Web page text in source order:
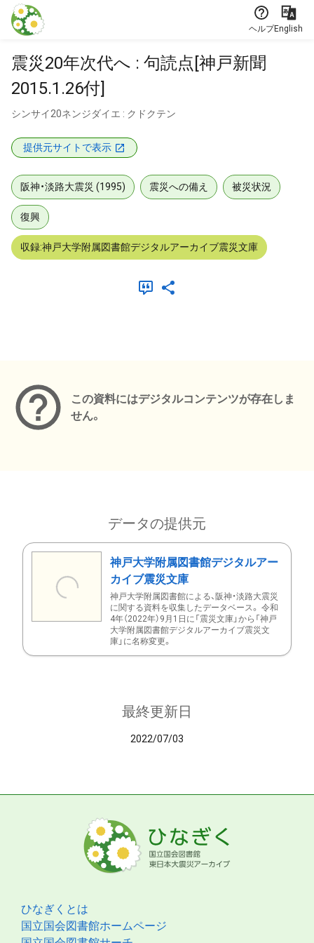
本文に飛ぶ
ヘルプEnglish
震災20年次代へ : 句読点[神戸新聞
2015.1.26付]
シンサイ20ネンジダイエ : クドクテン
提供元サイトで表示
阪神・淡路大震災 (1995) 震災への備え 被災状況
復興
収録:神戸大学附属図書館デジタルアーカイブ震災文庫
この資料にはデジタルコンテンツが存在しま
せん。
データの提供元
神戸大学附属図書館デジタルアー
カイブ震災文庫
神戸大学附属図書館による、阪神・淡路大震災
に関する資料を収集したデータベース。 令和
4年（2022年）9月1日に「震災文庫」から「神戸
大学附属図書館デジタルアーカイブ震災文
庫」に名称変更。
最終更新日
2022/07/03
ひなぎくとは
国立国会図書館ホームページ